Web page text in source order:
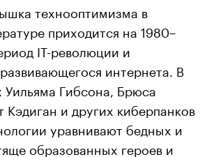
технооптимизма в
приходится на 1980–
IT-революции и
интернета. В
Уильяма Гибсона, Брюса
Кэдиган и других киберпанков
уравнивают бедных и
образованных героев и